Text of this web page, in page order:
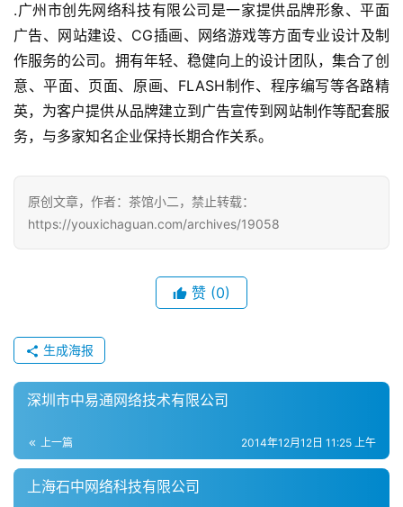
戏
业
界
手
机
戏
单
机
休
闲
游
戏
2
.广州市创先网络科技有限公司是一家提供品牌形象、平面
广告、网站建设、CG插画、网络游戏等方面专业设计及制
作服务的公司。拥有年轻、稳健向上的设计团队，集合了创
意、平面、页面、原画、FLASH制作、程序编写等各路精
英，为客户提供从品牌建立到广告宣传到网站制作等配套服
务，与多家知名企业保持长期合作关系。
原创文章，作者：茶馆小二，禁止转载：
https://youxichaguan.com/archives/19058
赞 (0)
生成海报
深圳市中易通网络技术有限公司
上一篇 2014年12月12日 11:25 上午
上海石中网络科技有限公司